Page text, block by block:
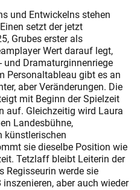
und Entwickelns stehen
setzt der jetzt
Grubes erster als
Wert darauf legt,
und Dramaturginnenriege
Personaltableau gibt es an
aber Veränderungen. Die
mit Beginn der Spielzeit
auf. Gleichzeitig wird Laura
Landesbühne,
künstlerischen
sie dieselbe Position wie
Tetzlaff bleibt Leiterin der
Regisseurin werde sie
aber auch wieder